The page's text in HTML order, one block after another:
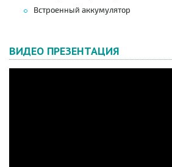
Встроенный аккумулятор
ВИДЕО ПРЕЗЕНТАЦИЯ